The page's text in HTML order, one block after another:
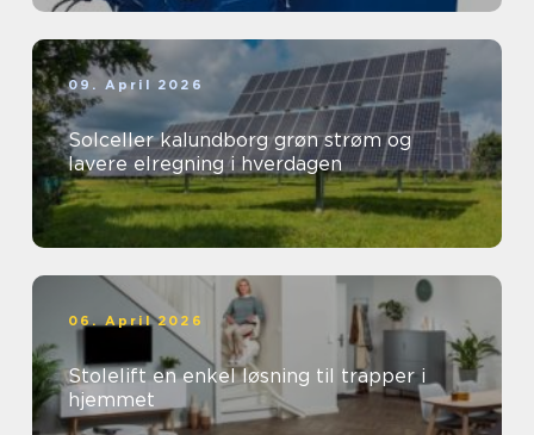
09. April 2026
Solceller kalundborg grøn strøm og
lavere elregning i hverdagen
06. April 2026
Stolelift en enkel løsning til trapper i
hjemmet